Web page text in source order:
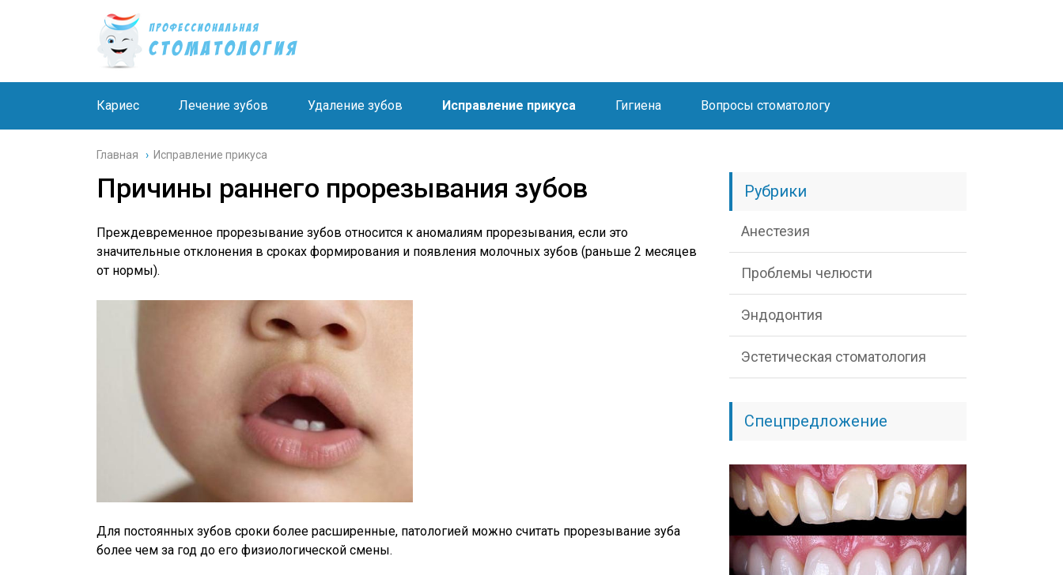
Кариес Лечение зубов Удаление зубов Исправление прикуса Гигиена Вопросы стоматологу
Главная › Исправление прикуса
Причины раннего прорезывания зубов
Преждевременное прорезывание зубов относится к аномалиям прорезывания, если это
значительные отклонения в сроках формирования и появления молочных зубов (раньше 2 месяцев
от нормы).
Для постоянных зубов сроки более расширенные, патологией можно считать прорезывание зуба
более чем за год до его физиологической смены.
Рубрики
Анестезия
Проблемы челюсти
Эндодонтия
Эстетическая стоматология
Спецпредложение